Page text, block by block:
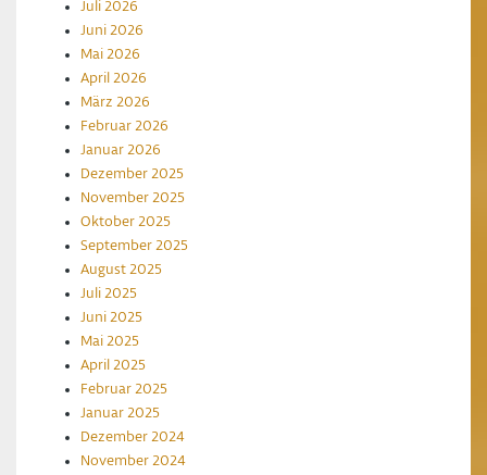
Juli 2026
Juni 2026
Mai 2026
April 2026
März 2026
Februar 2026
Januar 2026
Dezember 2025
November 2025
Oktober 2025
September 2025
August 2025
Juli 2025
Juni 2025
Mai 2025
April 2025
Februar 2025
Januar 2025
Dezember 2024
November 2024